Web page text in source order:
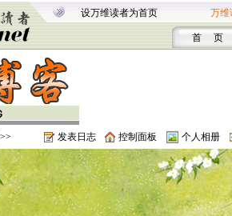
设万维读者为首页 万维
首 页
发表日志 控制面板 个人相册